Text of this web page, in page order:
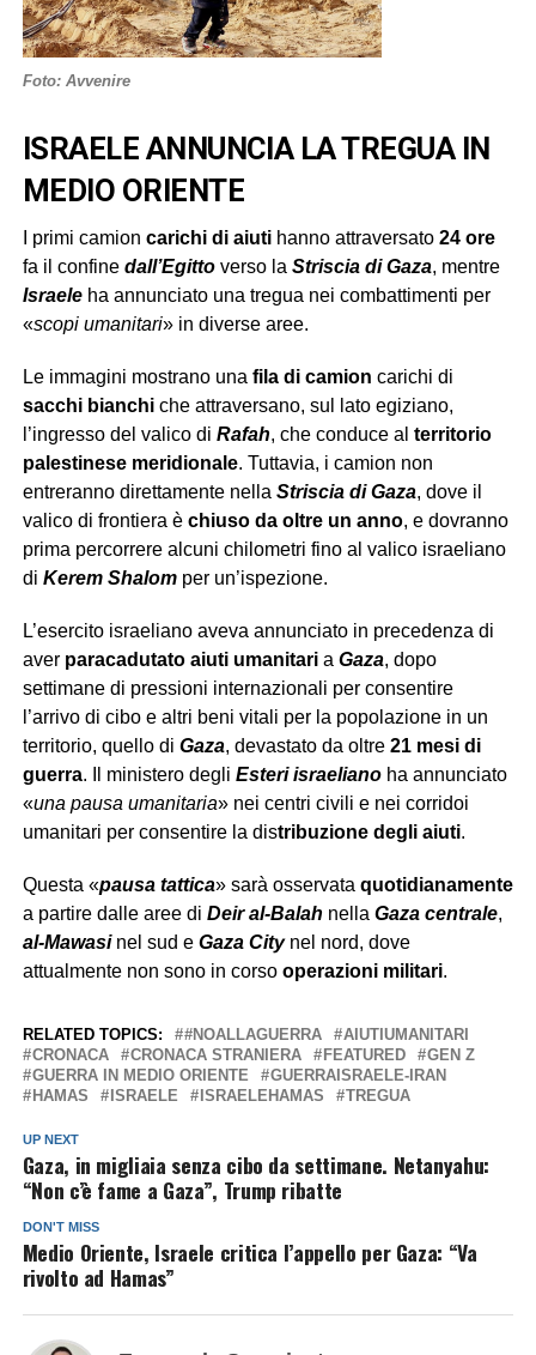
Foto: Avvenire
ISRAELE ANNUNCIA LA TREGUA IN
MEDIO ORIENTE
I primi camion carichi di aiutihanno attraversato 24 ore
fa il confine dall’Egittoverso la Striscia di Gaza, mentre
Israeleha annunciato una tregua nei combattimenti per
«scopi umanitari» in diverse aree.
Le immagini mostrano una fila di camion carichi di
sacchi bianchiche attraversano, sul lato egiziano,
l’ingresso del valico di Rafah, che conduce al territorio
palestinese meridionale. Tuttavia, i camion non
entreranno direttamente nella Striscia di Gaza, dove il
valico di frontiera è chiuso da oltre un anno, e dovranno
prima percorrere alcuni chilometri fino al valico israeliano
di Kerem Shalomper un’ispezione.
L’esercito israeliano aveva annunciato in precedenza di
aver paracadutato aiuti umanitaria Gaza, dopo
settimane di pressioni internazionali per consentire
l’arrivo di cibo e altri beni vitali per la popolazione in un
territorio, quello di Gaza, devastato da oltre 21 mesi di
guerra. Il ministero degli Esteri israelianoha annunciato
«una pausa umanitaria» nei centri civili e nei corridoi
umanitari per consentire la distribuzione degli aiuti.
Questa «pausa tattica» sarà osservata quotidianamente
a partire dalle aree di Deir al-Balah nella Gaza centrale,
al-Mawasinel sud e Gaza Citynel nord, dove
attualmente non sono in corso operazioni militari.
RELATED TOPICS: #NOALLAGUERRA
AIUTIUMANITARI
CRONACA
CRONACA STRANIERA FEATURED
GEN Z
GUERRA IN MEDIO ORIENTE
GUERRAISRAELE-IRAN
HAMAS
ISRAELE ISRAELEHAMAS TREGUA
UP NEXT
Gaza, in migliaia senza cibo da settimane. Netanyahu:
“Non c’è fame a Gaza”, Trump ribatte
DON'T MISS
Medio Oriente, Israele critica l’appello per Gaza: “Va
rivolto ad Hamas”